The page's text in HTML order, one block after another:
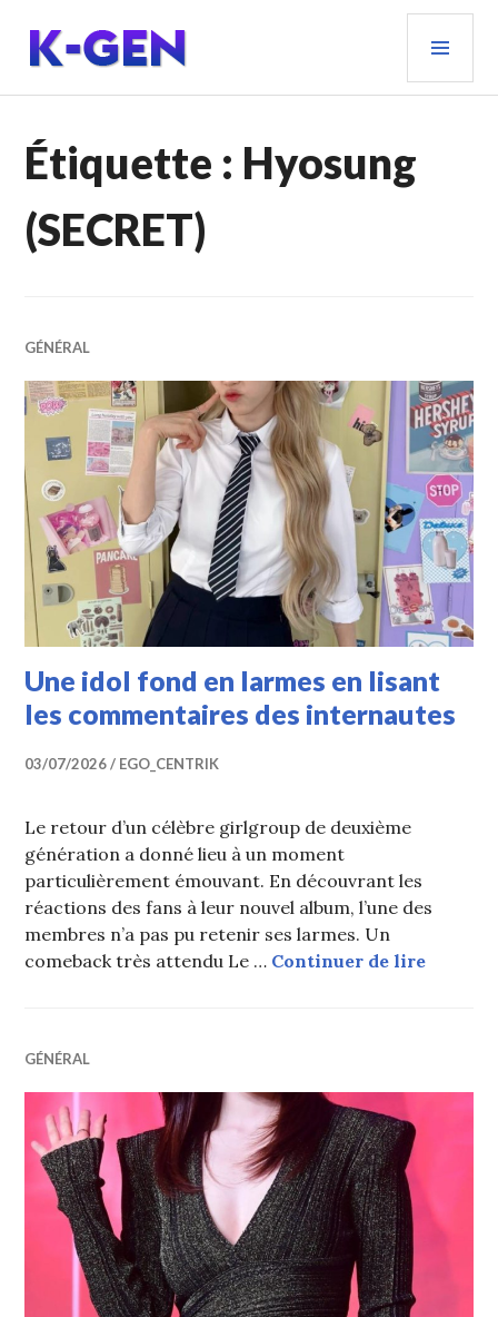
contenu
principal
K-GEN
Étiquette : Hyosung
(SECRET)
GÉNÉRAL
Une idol fond en larmes en lisant
les commentaires des internautes
03/07/2026 EGO_CENTRIK
Le retour d’un célèbre girlgroup de deuxième
génération a donné lieu à un moment
particulièrement émouvant. En découvrant les
réactions des fans à leur nouvel album, l’une des
membres n’a pas pu retenir ses larmes. Un
comeback très attendu Le … Continuer de lireUne
GÉNÉRAL